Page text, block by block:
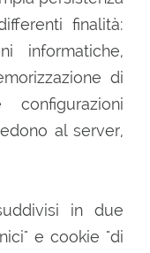
finalità:
informatiche,
di
al server,
in due
e cookie "di